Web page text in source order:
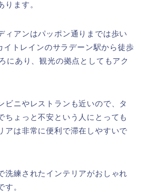
ります。
ィアンはパッポン通りまでは歩い
イトレインのサラデーン駅から徒歩
にあり、観光の拠点としてもアク
ビニやレストランも近いので、タ
ちょっと不安という人にとっても
アは非常に便利で滞在しやすいで
洗練されたインテリアがおしゃれ
す。